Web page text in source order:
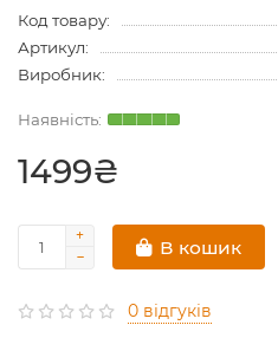
Код товару:
Артикул:
Виробник:
1499₴
В кошик
0 відгуків